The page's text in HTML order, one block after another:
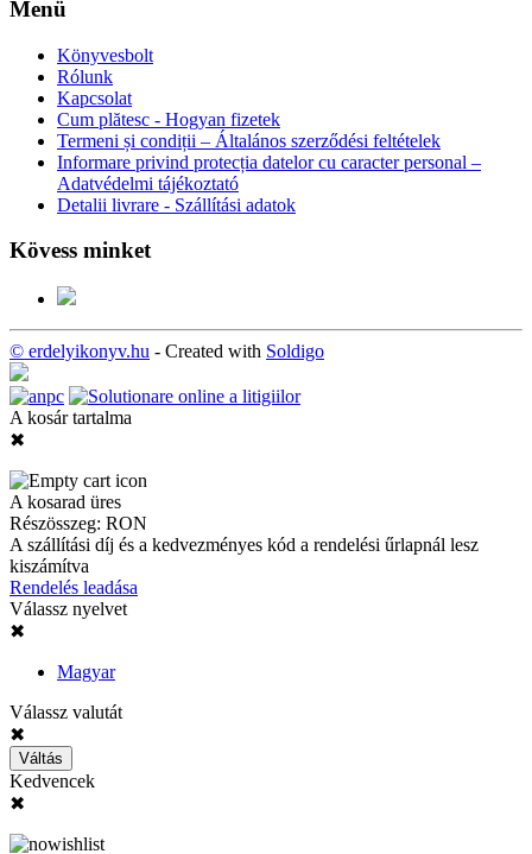
Menü
Könyvesbolt
Rólunk
Kapcsolat
Cum plătesc - Hogyan fizetek
Termeni și condiții – Általános szerződési feltételek
Informare privind protecția datelor cu caracter personal –
Adatvédelmi tájékoztató
Detalii livrare - Szállítási adatok
Kövess minket
© erdelyikonyv.hu - Created with Soldigo
A kosár tartalma
✖
A kosarad üres
Részösszeg: RON
A szállítási díj és a kedvezményes kód a rendelési űrlapnál lesz
kiszámítva
Rendelés leadása
Válassz nyelvet
✖
Magyar
Válassz valutát
✖
Váltás
Kedvencek
✖